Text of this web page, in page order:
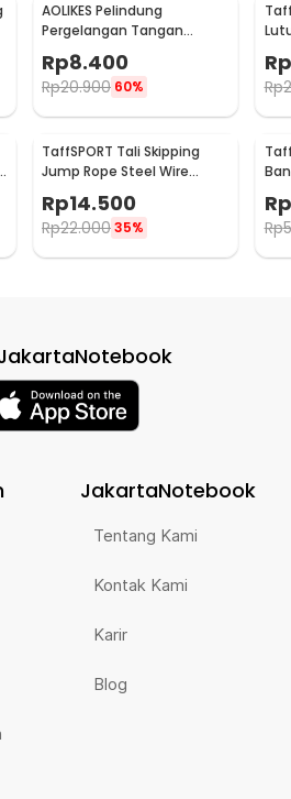
AOLIKES Pelindung
Pergelangan Tangan
Support Fitness Olahraga -
1526
Rp8.400
Rp20.900 60%
XL
Rp
Rp
TaffSPORT Tali Skipping
Jump Rope Steel Wire
Rp14.500
Rp22.00035%
Rp
Rp
JakartaNotebook
Tentang Kami
Kontak Kami
Karir
Blog